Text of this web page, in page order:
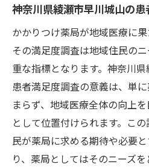
地域イベントを通じ
薬局スタッフと地域
ケーション
住民の声を反映した
地域医療の質向上に貢献
奈川県綾瀬市早川城山の
成功事例に学ぶ地域
住民ニーズに応える
神奈川県綾瀬市早川城山の
かかりつけ薬局が地域医療に果
その満足度調査は地域住民の
重な指標となります。神奈川
患者満足度調査の意義は、単
まらず、地域医療全体の向上
として位置付けられます。こ
民が薬局に求める期待や必要
り、薬局としてはそのニーズ